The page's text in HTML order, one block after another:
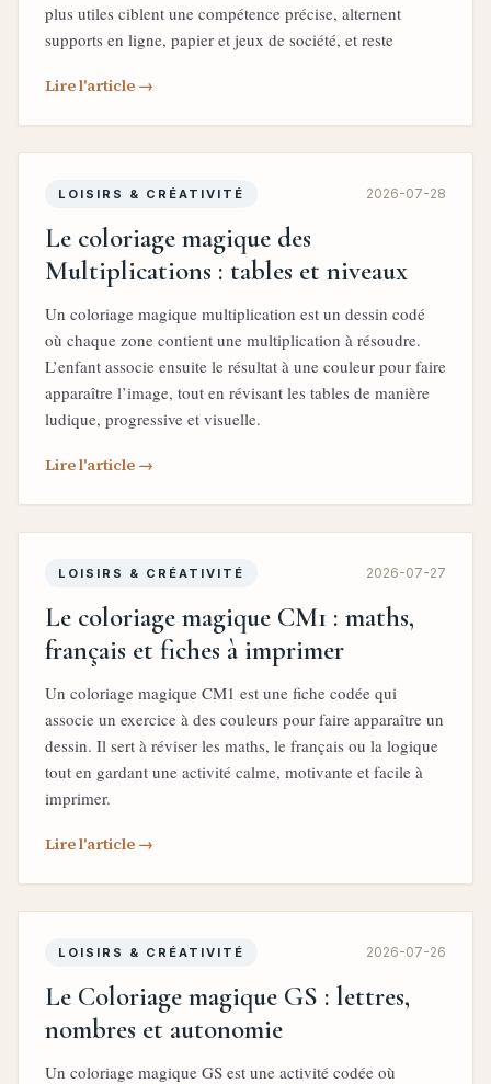
plus utiles ciblent une compétence précise, alternent
supports en ligne, papier et jeux de société, et reste
Lire l'article →
LOISIRS & CRÉATIVITÉ 2026-07-28
Le coloriage magique des
Multiplications : tables et niveaux
Un coloriage magique multiplication est un dessin codé
où chaque zone contient une multiplication à résoudre.
L’enfant associe ensuite le résultat à une couleur pour faire
apparaître l’image, tout en révisant les tables de manière
ludique, progressive et visuelle.
Lire l'article →
LOISIRS & CRÉATIVITÉ 2026-07-27
Le coloriage magique CM1 : maths,
français et fiches à imprimer
Un coloriage magique CM1 est une fiche codée qui
associe un exercice à des couleurs pour faire apparaître un
dessin. Il sert à réviser les maths, le français ou la logique
tout en gardant une activité calme, motivante et facile à
imprimer.
Lire l'article →
LOISIRS & CRÉATIVITÉ 2026-07-26
Le Coloriage magique GS : lettres,
nombres et autonomie
Un coloriage magique GS est une activité codée où